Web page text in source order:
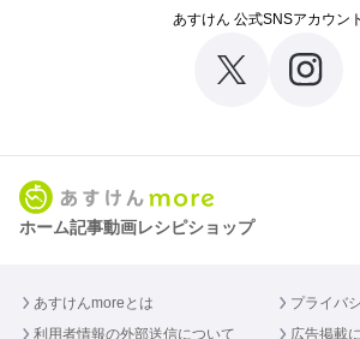
あすけん 公式SNSアカウント
ホーム記事動画レシピショップ
あすけんmoreとは
プライバ
利用者情報の外部送信について
広告掲載